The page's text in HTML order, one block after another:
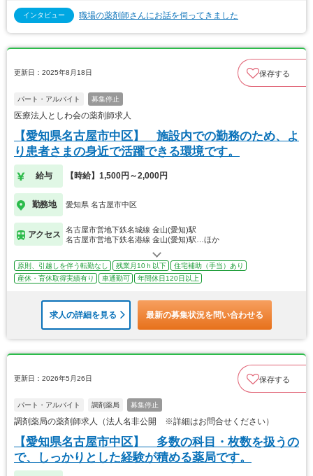
インタビュー 職場の薬剤師さんにお話を伺ってきました
更新日：2025年8月18日 保存する
パート・アルバイト 募集停止
医療法人としわ会の薬剤師求人
【愛知県名古屋市中区】 施設内での勤務のため、よ
り患者さまの身近で活躍できる環境です。
給与 【時給】1,500円～2,000円
勤務地 愛知県 名古屋市中区
アクセス
名古屋市営地下鉄名城線 金山(愛知)駅
名古屋市営地下鉄名港線 金山(愛知)駅…ほか
原則、引越しを伴う転勤なし 残業月10ｈ以下
住宅補助（手当）あり
産休・育休取得実績有り
車通勤可 年間休日120日以上
求人の詳細を見る 最新の募集状況を問い合わせる
更新日：2026年5月26日 保存する
パート・アルバイト 調剤薬局 募集停止
調剤薬局の薬剤師求人（法人名非公開 ※詳細はお問合せください）
【愛知県名古屋市中区】 多数の科目・枚数を扱うの
で、しっかりとした経験が積める薬局です。